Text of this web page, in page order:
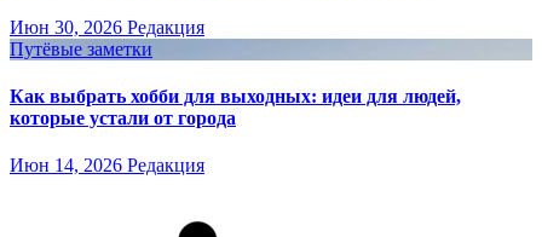
Июн 30, 2026 Редакция
Путёвые заметки
Как выбрать хобби для выходных: идеи для людей,
которые устали от города
Июн 14, 2026 Редакция